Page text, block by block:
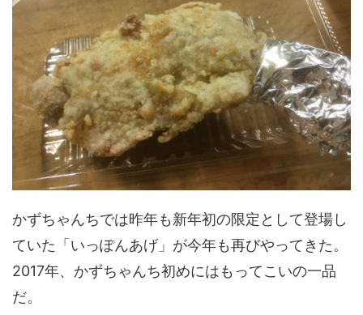
かずちゃんちでは昨年も新年初の限定として登場し
ていた「いっぽんあげ」が今年も再びやってきた。
2017年、かずちゃんち初めにはもってこいの一品
だ。